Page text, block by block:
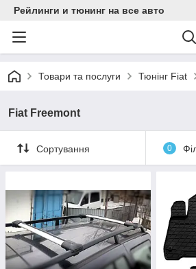
Рейлинги и тюнинг на все авто
Товари та послуги Тюнінг Fiat
Fiat Freemont
Сортування 0